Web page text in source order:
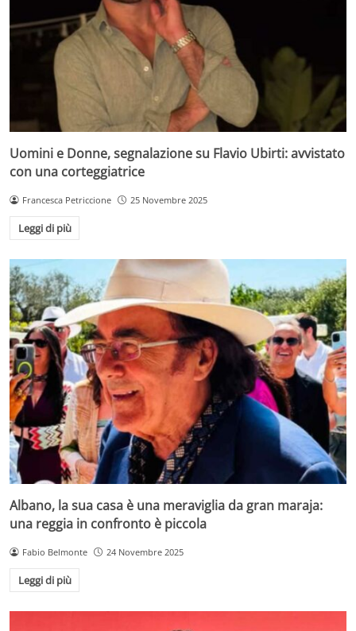
Uomini e Donne, segnalazione su Flavio Ubirti: avvistato
con una corteggiatrice
Francesca Petriccione 25 Novembre 2025
Leggi di più
Albano, la sua casa è una meraviglia da gran maraja:
una reggia in confronto è piccola
Fabio Belmonte 24 Novembre 2025
Leggi di più